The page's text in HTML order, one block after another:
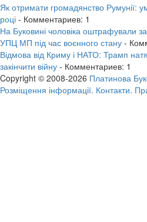
Як отримати громадянство
році - Комментариев: 1
На Буковині чоловіка оштрафували
УПЦ МП під час воєнного стану -
Відмова від Криму і НАТО: Трамп
закінчити війну - Комментариев: 1
Copyright © 2008-2026 Платинова
Розміщення інформації. Контакти.